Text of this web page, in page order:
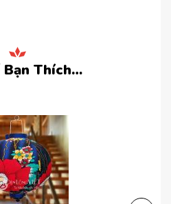
Bạn Thích…